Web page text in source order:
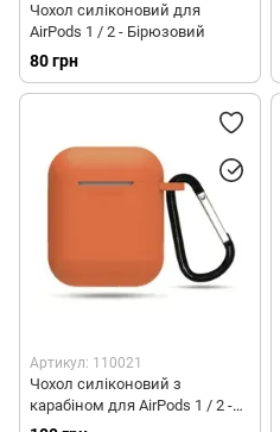
Чохол силіконовий для
AirPods 1 / 2 - Бірюзовий
80 грн
Артикул: 110021
Чохол силіконовий з
карабіном для AirPods 1 / 2 -
Помаранчевий